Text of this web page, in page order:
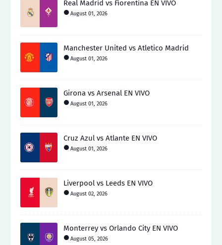
Real Madrid vs Fiorentina EN VIVO
August 01, 2026
Manchester United vs Atletico Madrid
August 01, 2026
Girona vs Arsenal EN VIVO
August 01, 2026
Cruz Azul vs Atlante EN VIVO
August 01, 2026
Liverpool vs Leeds EN VIVO
August 02, 2026
Monterrey vs Orlando City EN VIVO
August 05, 2026